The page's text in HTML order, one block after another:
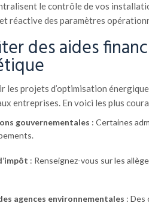
le contrôle de vos
réactive des paramètres
des aides
les projets d’optimisation
entreprises. En voici les plus
gouvernementales : Certaines
: Renseignez-vous sur les
agences environnementales : Des